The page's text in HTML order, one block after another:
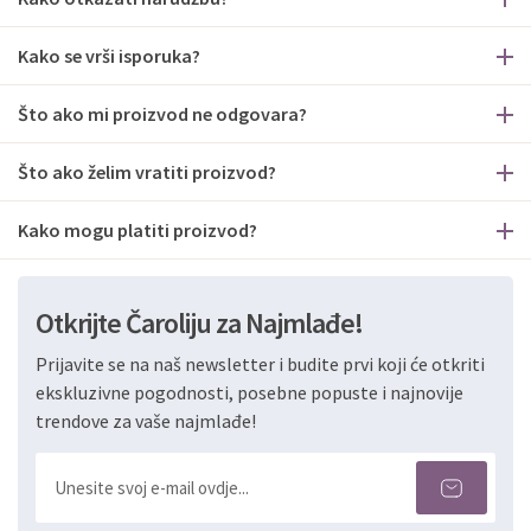
Kako se vrši isporuka?
Što ako mi proizvod ne odgovara?
Što ako želim vratiti proizvod?
Kako mogu platiti proizvod?
Otkrijte Čaroliju za Najmlađe!
Prijavite se na naš newsletter i budite prvi koji će otkriti
ekskluzivne pogodnosti, posebne popuste i najnovije
trendove za vaše najmlađe!